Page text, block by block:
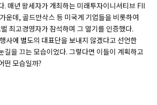
. 매년 왕세자가 개최하는 미래투자이니셔티브 FII
운데, 골드만삭스 등 미국계 기업들을 비롯하여
최고경영자가 참석하며 그 열기를 인증했다.
사에 별도의 대표단을 보내지 않겠다고 선언한
길을 끄는 모습이었다. 그렇다면 이들이 계획하고
떤 모습일까?